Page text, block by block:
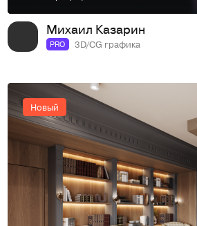
Михаил Казарин
PRO 3D/CG графика
Новый